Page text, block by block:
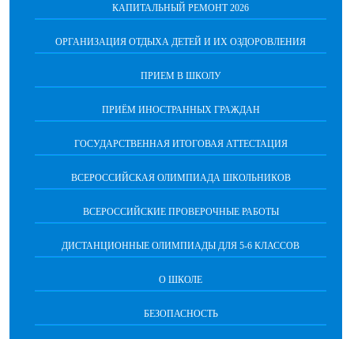
КАПИТАЛЬНЫЙ РЕМОНТ 2026
ОРГАНИЗАЦИЯ ОТДЫХА ДЕТЕЙ И ИХ ОЗДОРОВЛЕНИЯ
ПРИЕМ В ШКОЛУ
ПРИЁМ ИНОСТРАННЫХ ГРАЖДАН
ГОСУДАРСТВЕННАЯ ИТОГОВАЯ АТТЕСТАЦИЯ
ВСЕРОССИЙСКАЯ ОЛИМПИАДА ШКОЛЬНИКОВ
ВСЕРОССИЙСКИЕ ПРОВЕРОЧНЫЕ РАБОТЫ
ДИСТАНЦИОННЫЕ ОЛИМПИАДЫ ДЛЯ 5-6 КЛАССОВ
О ШКОЛЕ
БЕЗОПАСНОСТЬ